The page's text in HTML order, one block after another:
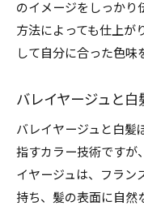
のイメージをしっかり
方法によっても仕上が
して自分に合った色味
バレイヤージュと
バレイヤージュと白髪
指すカラー技術ですが
イヤージュは、フラン
持ち、髪の表面に自然